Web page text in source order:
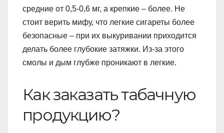
средние от 0,5-0,6 мг, а крепкие – более. Не
стоит верить мифу, что легкие сигареты более
безопасные – при их выкуривании приходится
делать более глубокие затяжки. Из-за этого
смолы и дым глубже проникают в легкие.
Как заказать табачную
продукцию?